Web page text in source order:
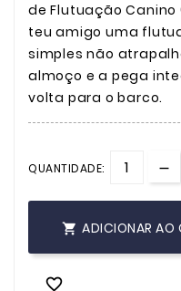
de Flutuação Canino
teu amigo uma
simples não
almoço e a pega
volta para o barco.
QUANTIDADE:
 ADICIONAR AO
